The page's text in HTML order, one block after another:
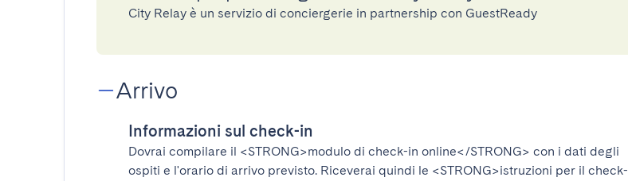
City Relay è un servizio di conciergerie in partnership con GuestReady
Arrivo
Informazioni sul check-in
Dovrai compilare il <STRONG>modulo di check-in online</STRONG> con i dati degli
ospiti e l'orario di arrivo previsto. Riceverai quindi le <STRONG>istruzioni per il check-